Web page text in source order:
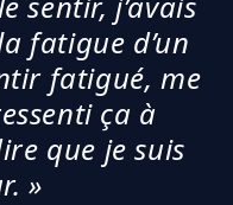
fatigue d’un
fatigué, me
ça à
que je suis
»